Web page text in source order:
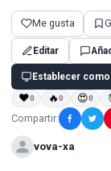
Me gusta
Editar
Establecer
❤0 🔥0 😍0
Compartir:
vova-xa